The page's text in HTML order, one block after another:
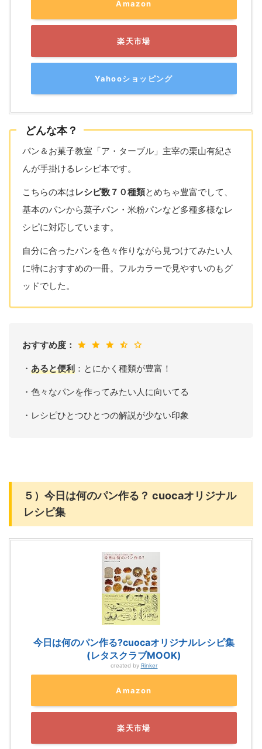
Amazon
楽天市場
Yahooショッピング
どんな本？
パン＆お菓子教室「ア・ターブル」主宰の栗山有紀さ
んが手掛けるレシピ本です。
こちらの本はレシピ数７０種類とめちゃ豊富でして、
基本のパンから菓子パン・米粉パンなど多種多様なレ
シピに対応しています。
自分に合ったパンを色々作りながら見つけてみたい人
に特におすすめの一冊。フルカラーで見やすいのもグ
ッドでした。
おすすめ度：
・ あると便利 ：とにかく種類が豊富！
・色々なパンを作ってみたい人に向いてる
・レシピひとつひとつの解説が少ない印象
５）今日は何のパン作る？ cuocaオリジナル
レシピ集
今日は何のパン作る?cuocaオリジナルレシピ集
(レタスクラブMOOK)
created by Rinker
Amazon
楽天市場